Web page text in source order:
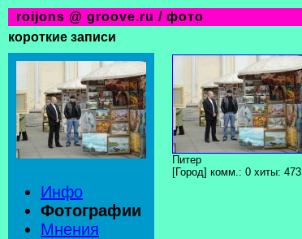
roijons @ groove.ru / фото
короткие записи
Инфо
Фотографии
Мнения
Питер
[Город] комм.: 0 хиты: 473